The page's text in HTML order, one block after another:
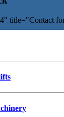
title="Contact